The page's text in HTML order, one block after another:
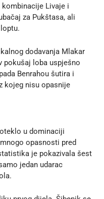
Livaje i
za Pukštasa, ali
dodavanja Mlakar
pokušaj loba uspješno
Benrahou šutira i
kojeg nisu opasnije
u dominaciji
opasnosti pred
je pokazivala šest
jedan udarac